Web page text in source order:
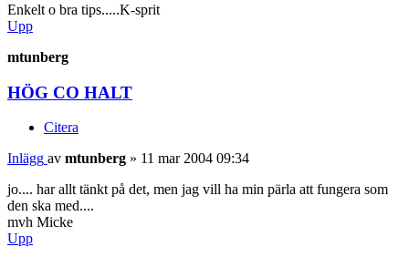
Enkelt o bra tips.....K-sprit
Upp
mtunberg
HÖG CO HALT
Citera
Inlägg av mtunberg » 11 mar 2004 09:34
jo.... har allt tänkt på det, men jag vill ha min pärla att fungera som
den ska med....
mvh Micke
Upp